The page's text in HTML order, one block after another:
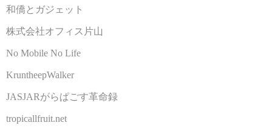
和僑とガジェット
株式会社オフィス片山
No Mobile No Life
KruntheepWalker
JASJARがらぱごす革命録
tropicallfruit.net